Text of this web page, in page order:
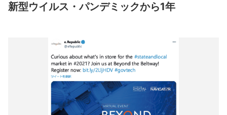
新型ウイルス・パンデミックから1年